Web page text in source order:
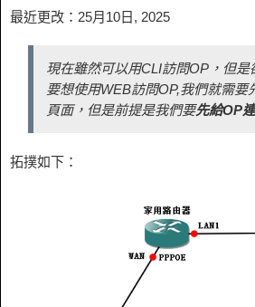
最近更改：25月10日, 2025
現在雖然可以用CLI訪問OP，但是
要想使用WEB訪問OP,我們就需要
頁面，但是前提是我們要先給OP
拓撲如下：